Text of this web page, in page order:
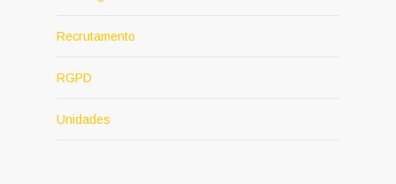
Recrutamento
RGPD
Unidades